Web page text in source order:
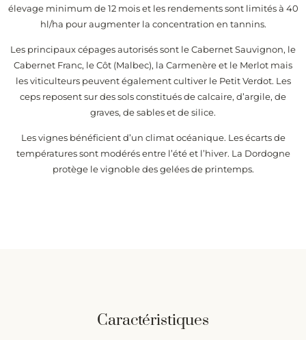
élevage minimum de 12 mois et les rendements sont limités à 40
hl/ha pour augmenter la concentration en tannins.
Les principaux cépages autorisés sont le Cabernet Sauvignon, le
Cabernet Franc, le Côt (Malbec), la Carmenère et le Merlot mais
les viticulteurs peuvent également cultiver le Petit Verdot. Les
ceps reposent sur des sols constitués de calcaire, d’argile, de
graves, de sables et de silice.
Les vignes bénéficient d’un climat océanique. Les écarts de
températures sont modérés entre l’été et l’hiver. La Dordogne
protège le vignoble des gelées de printemps.
Caractéristiques